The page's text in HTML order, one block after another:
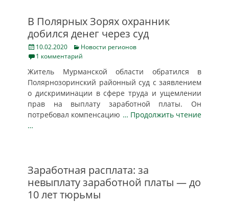
В Полярных Зорях охранник
добился денег через суд
Posted
on
10.02.2020 Categories
Новости регионов
1 комментарий
Житель Мурманской области обратился в
Полярнозоринский районный суд с заявлением
о дискриминации в сфере труда и ущемлении
прав на выплату заработной платы. Он
потребовал компенсацию … Продолжить чтение
…
Заработная расплата: за
невыплату заработной платы — до
10 лет тюрьмы